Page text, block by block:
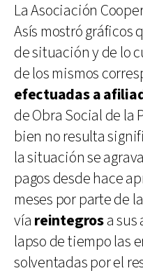
La Asociación
Asís mostró gráficos
de situación y de lo
de los mismos
efectuadas a
de Obra Social de la
bien no resulta
la situación se
pagos desde hace
meses por parte de
vía reintegrosa sus
lapso de tiempo las
solventadas por el